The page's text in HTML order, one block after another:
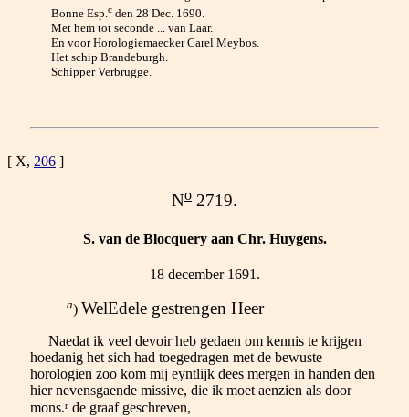
Bonne Esp. cden 28 Dec. 1690.
Met hem tot seconde ... van Laar.
En voor Horologiemaecker Carel Meybos.
Het schip Brandeburgh.
Schipper Verbrugge.
[ X, 206 ]
No 2719.
S. van de Blocquery aan Chr. Huygens.
18 december 1691.
a) WelEdele gestrengen Heer
Naedat ik veel devoir heb gedaen om kennis te krijgen
hoedanig het sich had toegedragen met de bewuste
horologien zoo kom mij eyntlijk dees mergen in handen den
hier nevensgaende missive, die ik moet aenzien als door
mons.r de graaf geschreven,